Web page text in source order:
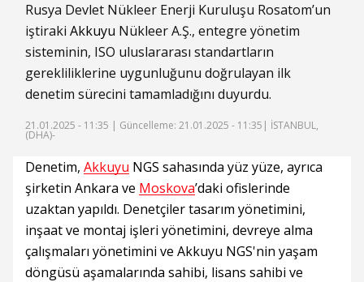
Rusya Devlet Nükleer Enerji Kuruluşu Rosatom’un
iştiraki Akkuyu Nükleer A.Ş., entegre yönetim
sisteminin, ISO uluslararası standartların
gerekliliklerine uygunluğunu doğrulayan ilk
denetim sürecini tamamladığını duyurdu.
21.01.2025 - 11:35 | Güncelleme: 21.01.2025 - 11:35 | İSTANBUL,
(DHA)-
Denetim, Akkuyu NGS sahasında yüz yüze, ayrıca
şirketin Ankara ve Moskova’daki ofislerinde
uzaktan yapıldı. Denetçiler tasarım yönetimini,
inşaat ve montaj işleri yönetimini, devreye alma
çalışmaları yönetimini ve Akkuyu NGS'nin yaşam
döngüsü aşamalarında sahibi, lisans sahibi ve